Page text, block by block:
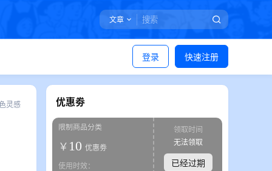
文章
登录 快速注册
灵感 优惠劵
限制商品分类
￥ 10 优惠劵
使用时效：
领取时间
无法领取
已经过期